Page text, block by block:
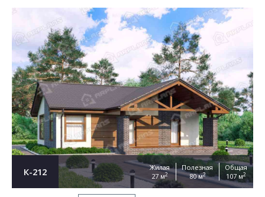
К-212
Жилая
27 м2
Полезная
80 м2
Общая
107 м2